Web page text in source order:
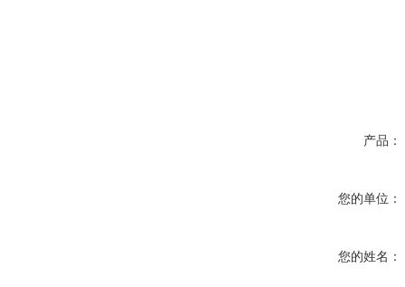
产品：
您的单位：
您的姓名：